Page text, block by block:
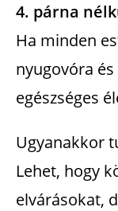
4. párna
Ha minden
nyugovóra
egészséges
Ugyanakkor
Lehet, hogy
elvárásokat,